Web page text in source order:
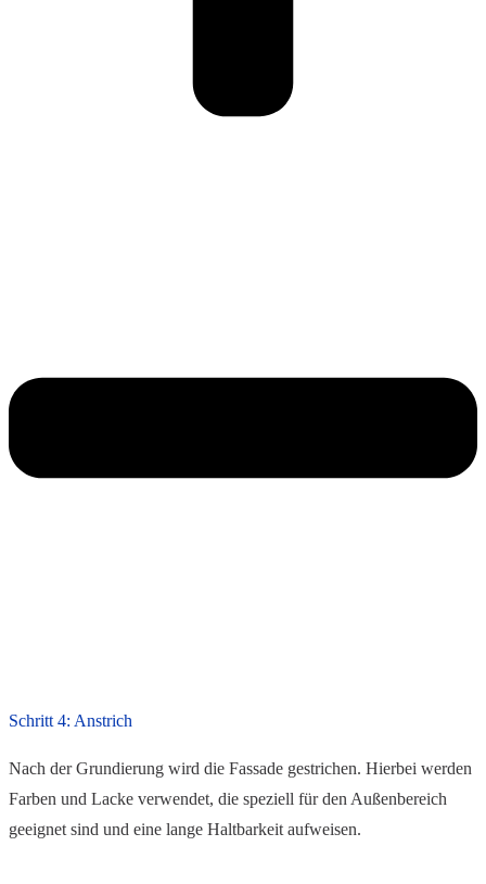
Schritt 4: Anstrich
Nach der Grundierung wird die Fassade gestrichen. Hierbei werden
Farben und Lacke verwendet, die speziell für den Außenbereich
geeignet sind und eine lange Haltbarkeit aufweisen.